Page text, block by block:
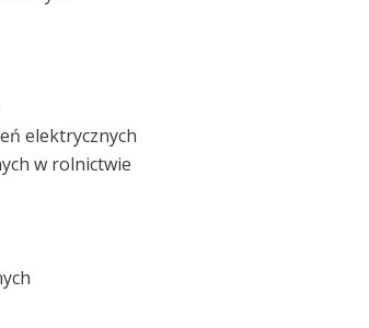
elektrycznych
w rolnictwie